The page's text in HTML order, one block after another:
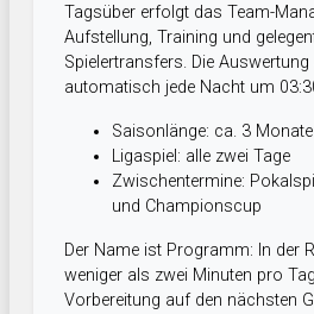
Tagsüber erfolgt das Team-
Aufstellung, Training und
Spielertransfers. Die
automatisch jede Nacht um
Saisonlänge: ca. 3 Monate
Ligaspiel: alle zwei Tage
Zwischentermine:
und Championscup
Der Name ist Programm: In der
weniger als zwei Minuten pro
Vorbereitung auf den nächsten